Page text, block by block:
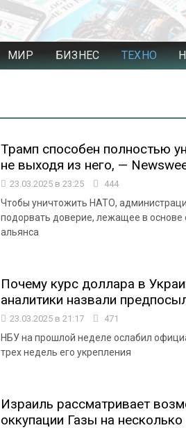
МИР БИЗНЕС ТЕХНО
Трамп способен полностью
не выходя из него, —
23.03.2025 в 23:25 444
Чтобы уничтожить НАТО,
подорвать доверие, лежащее в основе
альянса
Почему курс доллара в
аналитики назвали
23.03.2025 в 21:17 471
НБУ на прошлой неделе ослабил
трех недель его укрепления
Израиль рассматривает
оккупации Газы на